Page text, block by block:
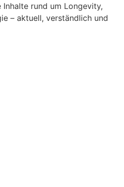
rund um Longevity,
– aktuell, verständlich und